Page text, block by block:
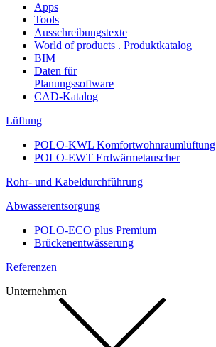
Apps
Tools
Ausschreibungstexte
World of products . Produktkatalog
BIM
Daten für
Planungssoftware
CAD-Katalog
Lüftung
POLO-KWL Komfortwohnraumlüftung
POLO-EWT Erdwärmetauscher
Rohr- und Kabeldurchführung
Abwasserentsorgung
POLO-ECO plus Premium
Brückenentwässerung
Referenzen
Unternehmen